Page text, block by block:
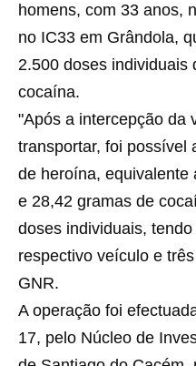
homens, com 33 anos,
no IC33 em Grândola,
2.500 doses individuais
cocaína.
"Após a intercepção da
transportar, foi possível
de heroína, equivalente
e 28,42 gramas de
doses individuais,
respectivo veículo e
GNR.
A operação foi
17, pelo Núcleo de